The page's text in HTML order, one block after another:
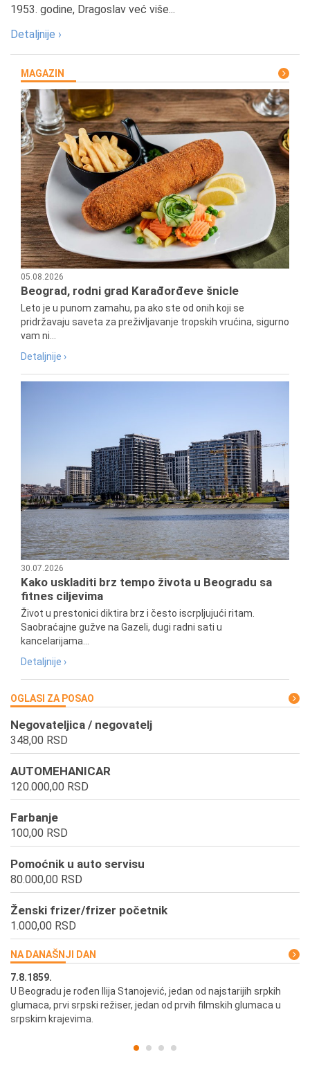
1953. godine, Dragoslav već više...
Detaljnije ›
MAGAZIN
05.08.2026
Beograd, rodni grad Karađorđeve šnicle
Leto je u punom zamahu, pa ako ste od onih koji se
pridržavaju saveta za preživljavanje tropskih vrućina, sigurno
vam ni...
Detaljnije ›
30.07.2026
Kako uskladiti brz tempo života u Beogradu sa
fitnes ciljevima
Život u prestonici diktira brz i često iscrpljujući ritam.
Saobraćajne gužve na Gazeli, dugi radni sati u
kancelarijama...
Detaljnije ›
OGLASI ZA POSAO
Negovateljica / negovatelj
348,00 RSD
AUTOMEHANICAR
120.000,00 RSD
Farbanje
100,00 RSD
Pomoćnik u auto servisu
80.000,00 RSD
Ženski frizer/frizer početnik
1.000,00 RSD
NA DANAŠNJI DAN
7.8.1859.
U Beogradu je rođen Ilija Stanojević, jedan od najstarijih srpkih
glumaca, prvi srpski režiser, jedan od prvih filmskih glumaca u
srpskim krajevima.